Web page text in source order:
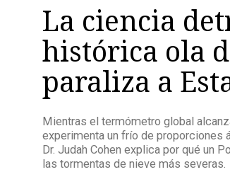
La ciencia
histórica ola
paraliza a
Mientras el termómetro global
experimenta un frío de proporciones
Dr. Judah Cohen explica por qué un
las tormentas de nieve más severas.